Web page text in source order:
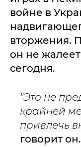
войне в
вторжения.
он не
сегодня.
"Это не
крайней
привлечь
говорит он.